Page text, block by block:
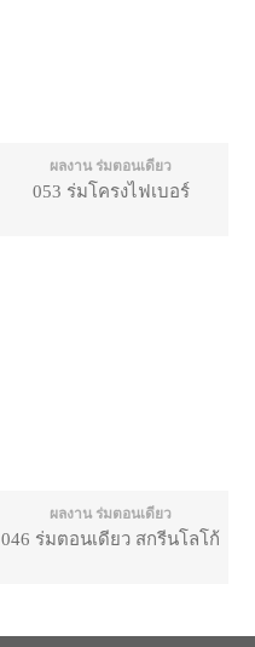
ผลงาน ร่มตอนเดียว
053 ร่มโครงไฟเบอร์
ผลงาน ร่มตอนเดียว
046 ร่มตอนเดียว สกรีนโลโก้